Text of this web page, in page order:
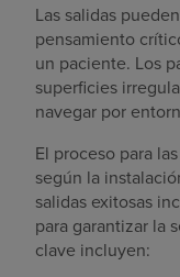
Las salidas
pensamiento
un paciente. Los
superficies
navegar por
El proceso para
según la
salidas exitosas
para garantizar la
clave incluyen: